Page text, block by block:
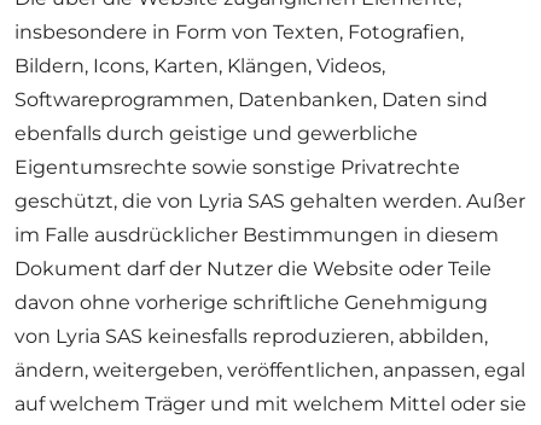
insbesondere in Form von Texten, Fotografien,
Bildern, Icons, Karten, Klängen, Videos,
Softwareprogrammen, Datenbanken, Daten sind
ebenfalls durch geistige und gewerbliche
Eigentumsrechte sowie sonstige Privatrechte
geschützt, die von Lyria SAS gehalten werden. Außer
im Falle ausdrücklicher Bestimmungen in diesem
Dokument darf der Nutzer die Website oder Teile
davon ohne vorherige schriftliche Genehmigung
von Lyria SAS keinesfalls reproduzieren, abbilden,
ändern, weitergeben, veröffentlichen, anpassen, egal
auf welchem Träger und mit welchem Mittel oder sie